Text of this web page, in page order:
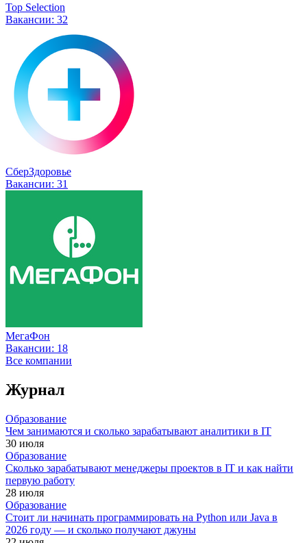
Top Selection
Вакансии: 32
СберЗдоровье
Вакансии: 31
МегаФон
Вакансии: 18
Все компании
Журнал
Образование
Чем занимаются и сколько зарабатывают аналитики в IT
30 июля
Образование
Сколько зарабатывают менеджеры проектов в IT и как найти
первую работу
28 июля
Образование
Стоит ли начинать программировать на Python или Java в
2026 году — и сколько получают джуны